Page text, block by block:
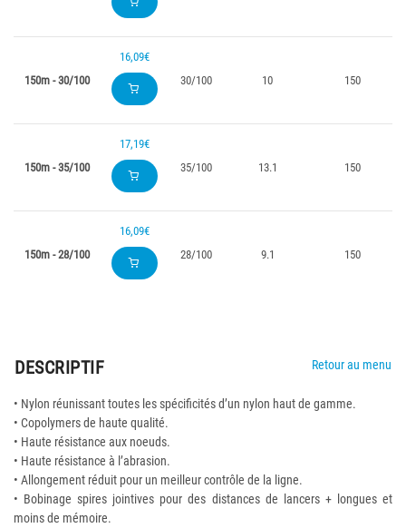
150m - 30/100
16,09€
30/100
10 150
150m - 35/100
17,19€
35/100
13.1 150
150m - 28/100
16,09€
28/100
9.1 150
DESCRIPTIF Retour au menu
• Nylon réunissant toutes les spécificités d’un nylon haut de gamme.
• Copolymers de haute qualité.
• Haute résistance aux noeuds.
• Haute résistance à l’abrasion.
• Allongement réduit pour un meilleur contrôle de la ligne.
• Bobinage spires jointives pour des distances de lancers + longues et
moins de mémoire.